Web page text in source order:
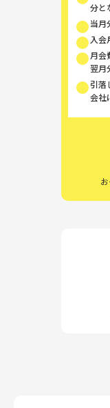
分と
当月
入会
月会
翌月
引落
会社